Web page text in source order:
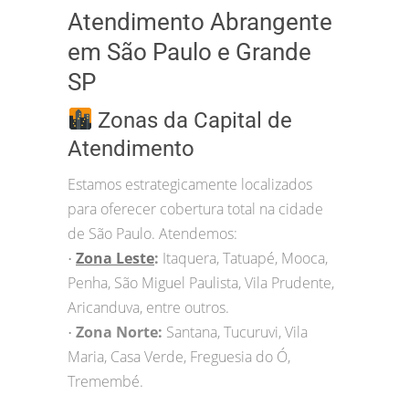
Atendimento Abrangente
em São Paulo e Grande
SP
Zonas da Capital de
Atendimento
Estamos estrategicamente localizados
para oferecer cobertura total na cidade
de São Paulo. Atendemos:
• Zona Leste: Itaquera, Tatuapé, Mooca,
Penha, São Miguel Paulista, Vila Prudente,
Aricanduva, entre outros.
• Zona Norte: Santana, Tucuruvi, Vila
Maria, Casa Verde, Freguesia do Ó,
Tremembé.